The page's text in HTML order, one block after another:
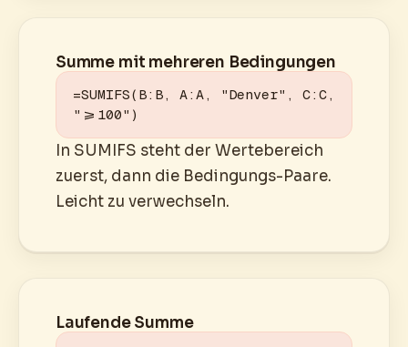
Summe mit mehreren Bedingungen
=SUMIFS(B:B, A:A, "Denver", C:C,
">=100")
In SUMIFS steht der Wertebereich
zuerst, dann die Bedingungs-Paare.
Leicht zu verwechseln.
Laufende Summe